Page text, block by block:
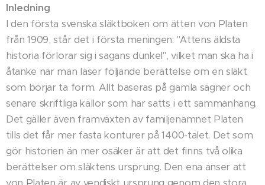
Inledning
I den första svenska släktboken om ätten von Platen
från 1909, står det i första meningen: "Ättens äldsta
historia förlorar sig i sagans dunkel", vilket man ska ha i
åtanke när man läser följande berättelse om en släkt
som börjar ta form. Allt baseras på gamla sägner och
senare skriftliga källor som har satts i ett sammanhang.
Det gäller även framväxten av familjenamnet Platen
tills det får mer fasta konturer på 1400-talet. Det som
gör historien än mer osäker är att det finns två olika
berättelser om släktens ursprung. Den ena anser att